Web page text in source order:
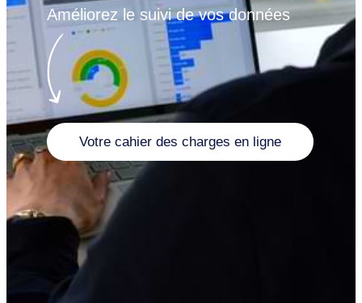
Améliorez le suivi de vos données
Votre cahier des charges en ligne